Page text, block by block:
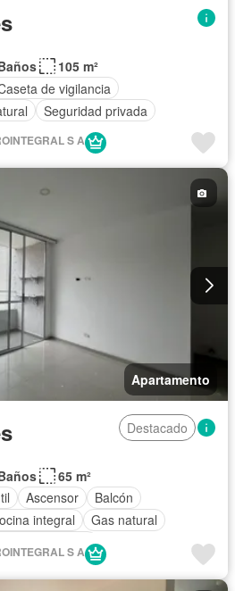
105 m²
de vigilancia
Seguridad privada
S A
Apartamento
Destacado
65 m²
Ascensor
Balcón
integral
Gas natural
privada
S A